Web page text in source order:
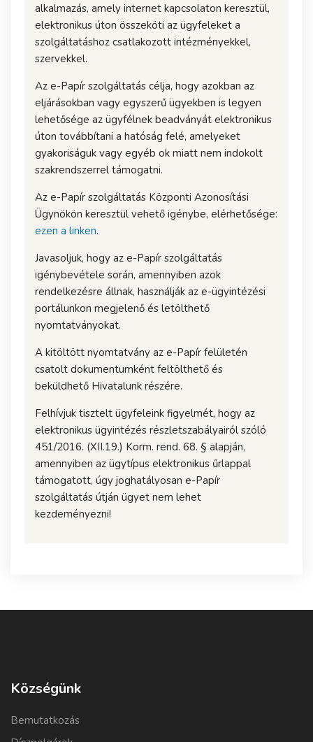
alkalmazás, amely internet kapcsolaton keresztül,
elektronikus úton összeköti az ügyfeleket a
szolgáltatáshoz csatlakozott intézményekkel,
szervekkel.
Az e-Papír szolgáltatás célja, hogy azokban az
eljárásokban vagy egyszerű ügyekben is legyen
lehetősége az ügyfélnek beadványát elektronikus
úton továbbítani a hatóság felé, amelyeket
gyakoriságuk vagy egyéb ok miatt nem indokolt
szakrendszerrel támogatni.
Az e-Papír szolgáltatás Központi Azonosítási
Ügynökön keresztül vehető igénybe, elérhetősége:
ezen a linken.
Javasoljuk, hogy az e-Papír szolgáltatás
igénybevétele során, amennyiben azok
rendelkezésre állnak, használják az e-ügyintézési
portálunkon megjelenő és letölthető
nyomtatványokat.
A kitöltött nyomtatvány az e-Papír felületén
csatolt dokumentumként feltölthető és
beküldhető Hivatalunk részére.
Felhívjuk tisztelt ügyfeleink figyelmét, hogy az
elektronikus ügyintézés részletszabályairól szóló
451/2016. (XII.19.) Korm. rend. 68. § alapján,
amennyiben az ügytípus elektronikus űrlappal
támogatott, úgy joghatályosan e-Papír
szolgáltatás útján ügyet nem lehet
kezdeményezni!
Községünk
Bemutatkozás